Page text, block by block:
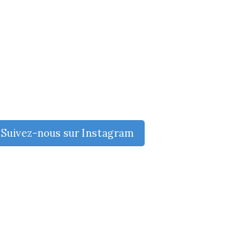
Suivez-nous sur Instagram